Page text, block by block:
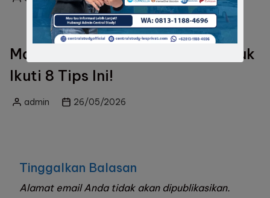
Posted
Mau Masuk ke SMA Unggulan? Yuk
Ikuti 8 Tips Ini!
Postedadmin 26/05/2026
Tinggalkan Balasan
Alamat email Anda tidak akan dipublikasikan.